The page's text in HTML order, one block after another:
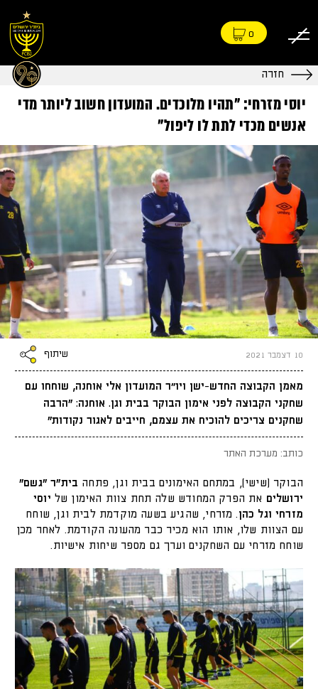
0
חזרה
יוסי מזרחי: "תהיו מלוכדים. המועדון חשוב ליותר מדי
אנשים מכדי לתת לו ליפול"
10 דצמבר 2021 שיתוף
מאמן הקבוצה החדש-ישן ויו״ר המועדון אלי אוחנה, שוחחו עם
שחקני הקבוצה לפני אימון הבוקר בבית וגן. אוחנה: "הרבה
שחקנים צריכים להוכיח את עצמם, חייבים לאגור נקודות"
כותב: מערכת האתר
הבוקר (שישי), במתחם האימונים בבית וגן, פתחה בית"ר "גשם"
ירושלים את הפרק המחודש שלה תחת צוות האימון של יוסי
מזרחי וגל כהן. מזרחי, שהגיע בשעה מוקדמת לבית וגן, שוחח
עם הצוות שלו, אותו הוא מכיר כבר מהעונה הקודמת. לאחר מכן
שוחח מזרחי עם השחקנים וערך גם מספר שיחות אישיות.